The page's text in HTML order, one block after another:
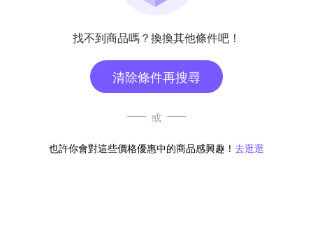
找不到商品嗎？換換其他條件吧！
清除條件再搜尋
或
也許你會對這些價格優惠中的商品感興趣！ 去逛逛